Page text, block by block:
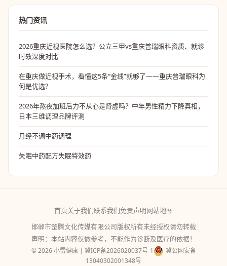
热门资讯
2026重庆近视医院怎么选？公立三甲vs重庆普瑞眼科资质、就诊
时效深度对比
在重庆做近视手术，看懂这5条“金线”就够了——重庆普瑞眼科为
何是优选？
2026年熬夜加班后力不从心是肾虚吗？中年男性精力下降真相，
日本三维调理品牌评测
月经不调中药调理
失眠中药配方失眠特效药
首页关于我们联系我们免责声明网站地图
邯郸市楚腾文化传媒有限公司版权所有未经授权请勿转载
声明：本站内容仅做参考，不能作为诊断及医疗的依据！
© 2026 小雷健康 | 冀ICP备2026020037号-1
冀公网安备
13040302001348号